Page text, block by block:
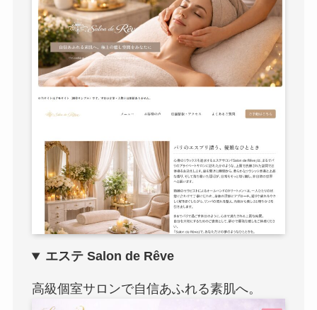
エステ Salon de Rêve
高級個室サロンで自信あふれる素肌へ。